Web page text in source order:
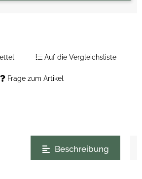
Frage zum Artikel
Auf die Vergleichsliste
Beschreibung